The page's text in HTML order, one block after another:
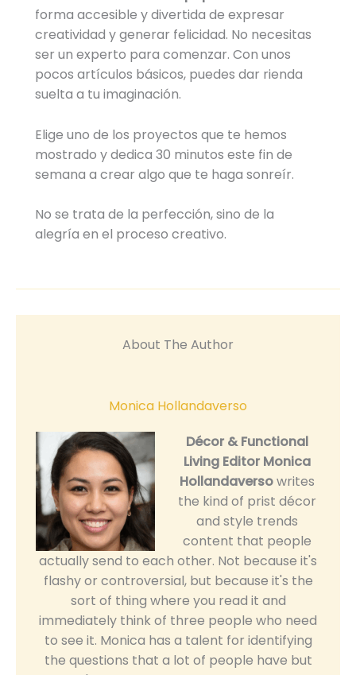
forma accesible y divertida de expresar
creatividad y generar felicidad. No necesitas
ser un experto para comenzar. Con unos
pocos artículos básicos, puedes dar rienda
suelta a tu imaginación.
Elige uno de los proyectos que te hemos
mostrado y dedica 30 minutos este fin de
semana a crear algo que te haga sonreír.
No se trata de la perfección, sino de la
alegría en el proceso creativo.
About The Author
Monica Hollandaverso
Décor & Functional
Living Editor Monica
Hollandaversowrites
the kind of prist décor
and style trends
content that people
actually send to each other. Not because it's
flashy or controversial, but because it's the
sort of thing where you read it and
immediately think of three people who need
to see it. Monica has a talent for identifying
the questions that a lot of people have but